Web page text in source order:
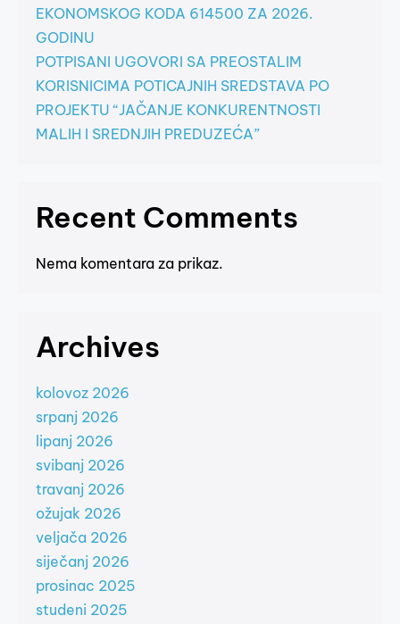
EKONOMSKOG KODA 614500 ZA 2026.
GODINU
POTPISANI UGOVORI SA PREOSTALIM
KORISNICIMA POTICAJNIH SREDSTAVA PO
PROJEKTU “JAČANJE KONKURENTNOSTI
MALIH I SREDNJIH PREDUZEĆA”
Recent Comments
Nema komentara za prikaz.
Archives
kolovoz 2026
srpanj 2026
lipanj 2026
svibanj 2026
travanj 2026
ožujak 2026
veljača 2026
siječanj 2026
prosinac 2025
studeni 2025